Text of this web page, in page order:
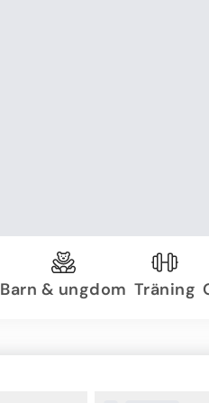
Barn & ungdom Träning